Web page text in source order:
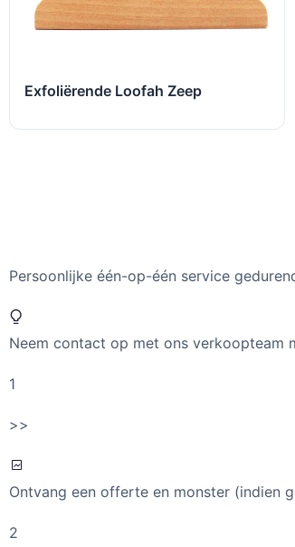
Exfoliërende Loofah Zeep
Persoonlijke één-op-één service
Neem contact op met ons verkoopteam
1
>>
Ontvang een offerte en monster (indien
2